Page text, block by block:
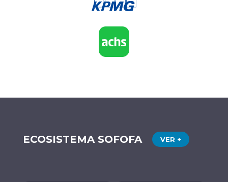
ECOSISTEMA SOFOFA VER +